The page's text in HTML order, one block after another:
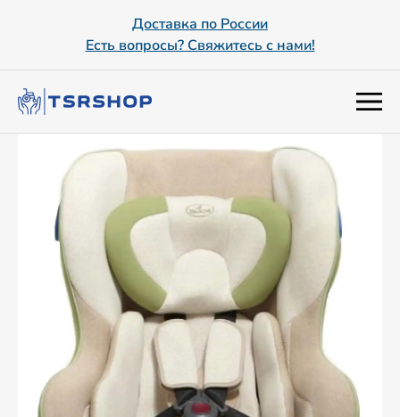
Доставка по России
Есть вопросы? Свяжитесь с нами!